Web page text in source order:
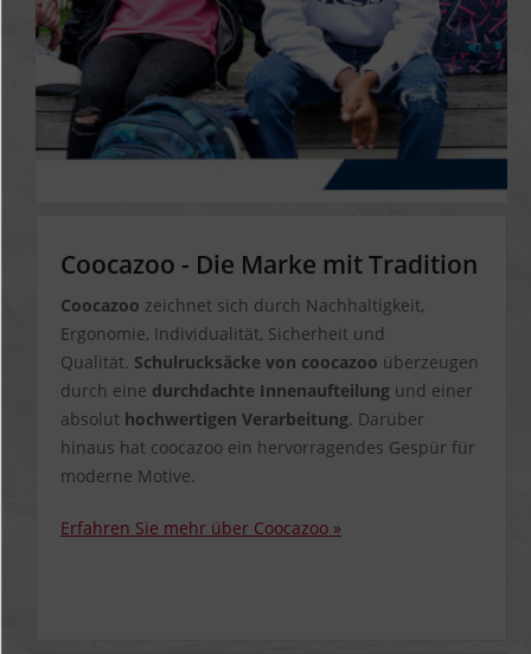
Coocazoo - Die Marke mit Tradition
Coocazoo zeichnet sich durch Nachhaltigkeit,
Ergonomie, Individualität, Sicherheit und
Qualität. Schulrucksäcke von coocazoo überzeugen
durch eine durchdachte Innenaufteilung und einer
absolut hochwertigen Verarbeitung. Darüber
hinaus hat coocazoo ein hervorragendes Gespür für
moderne Motive.
Erfahren Sie mehr über Coocazoo »